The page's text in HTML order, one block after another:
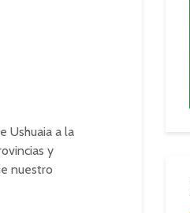
Ushuaia a la
y
nuestro